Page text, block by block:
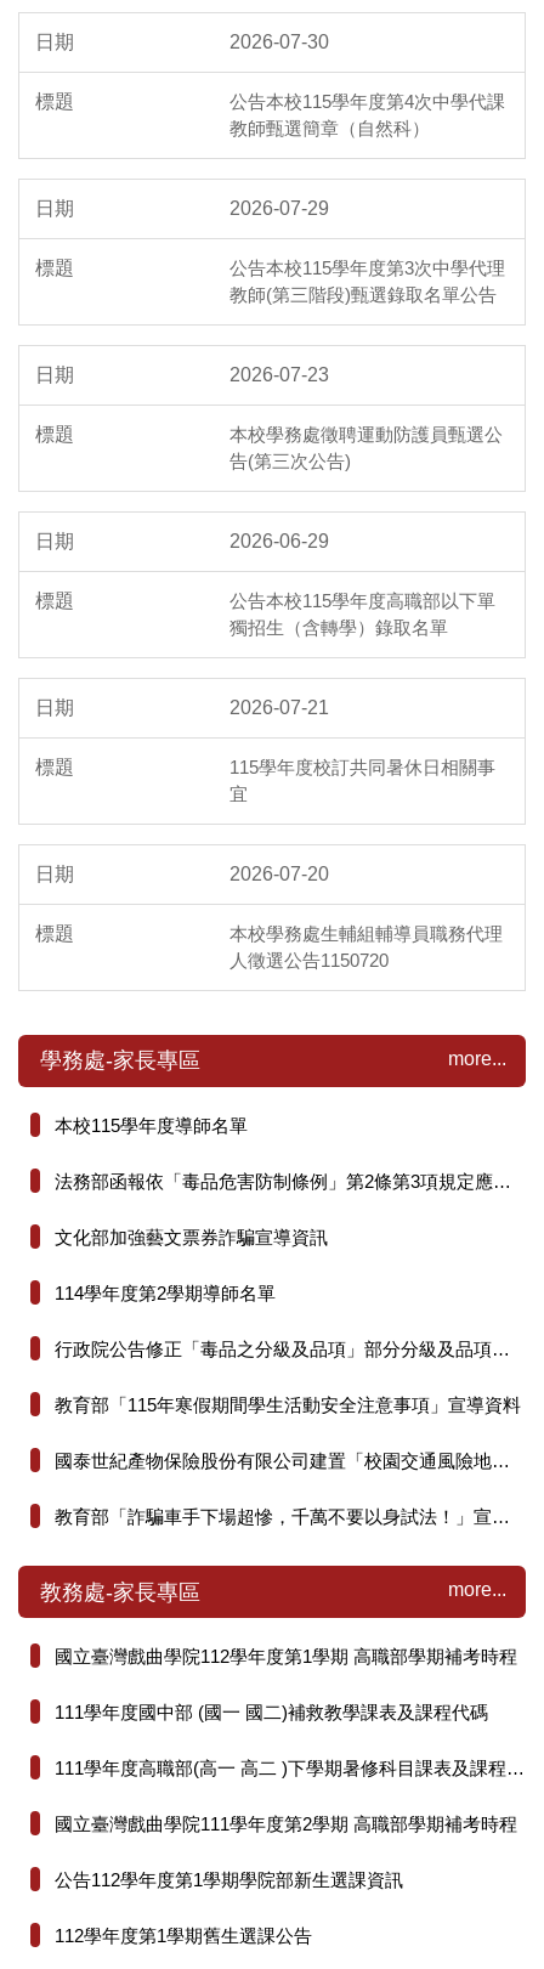
2026-07-30
公告本校115學年度第4次中學代課
教師甄選簡章（自然科）
2026-07-29
公告本校115學年度第3次中學代理
教師(第三階段)甄選錄取名單公告
2026-07-23
本校學務處徵聘運動防護員甄選公
告(第三次公告)
2026-06-29
公告本校115學年度高職部以下單
獨招生（含轉學）錄取名單
2026-07-21
115學年度校訂共同暑休日相關事
宜
2026-07-20
本校學務處生輔組輔導員職務代理
人徵選公告1150720
學務處-家長專區
本校115學年度導師名單
法務部函報依「毒品危害防制條例」第2條第3項規定應行公告調整、增減之「毒品之分級及品項」
文化部加強藝文票券詐騙宣導資訊
114學年度第2學期導師名單
行政院公告修正「毒品之分級及品項」部分分級及品項有關資訊
教育部「115年寒假期間學生活動安全注意事項」宣導資料
國泰世紀產物保險股份有限公司建置「校園交通風險地圖專區」
教育部「詐騙車手下場超慘，千萬不要以身試法！」宣導懶人包
more...
教務處-家長專區
國立臺灣戲曲學院112學年度第1學期 高職部學期補考時程
111學年度國中部 (國一 國二)補救教學課表及課程代碼
111學年度高職部(高一 高二 )下學期暑修科目課表及課程代碼
國立臺灣戲曲學院111學年度第2學期 高職部學期補考時程
公告112學年度第1學期學院部新生選課資訊
112學年度第1學期舊生選課公告
more...